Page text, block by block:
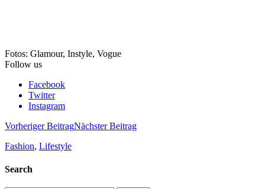
Fotos: Glamour, Instyle, Vogue
Follow us
Facebook
Twitter
Instagram
Vorheriger BeitragNächster Beitrag
Fashion, Lifestyle
Search